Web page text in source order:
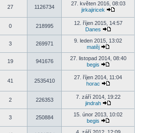
27 1126734
27. květen 2016, 08:03
jirkajiricek
0 218995
12. říjen 2015, 14:57
Danes
3 269971
9. leden 2015, 13:02
matěj
19 941676
27. listopad 2014, 08:40
begis
41 2535410
27. říjen 2014, 11:04
horac
2 226353
7. září 2014, 19:22
jindrah
3 250884
15. únor 2013, 10:02
begis